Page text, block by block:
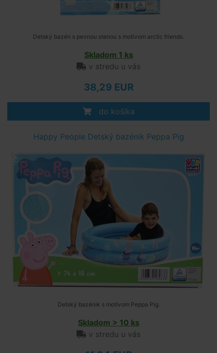
Detský bazén s pevnou stenou s motívom arctic friends.
Skladom 1 ks
v stredu u vás
38,29 EUR
do košíka
Happy People Detský bazénik Peppa Pig
Detský bazénik s motívom Peppa Pig.
Skladom > 10 ks
v stredu u vás